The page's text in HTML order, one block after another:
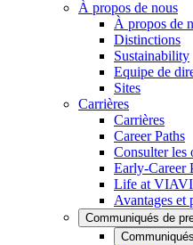
À propos de nous
À propos de
Distinctions
Sustainability
Equipe de
Sites
Carrières
Carrières
Career Paths
Consulter les
Early-Career
Life at VIAVI
Avantages et
Communiqués de